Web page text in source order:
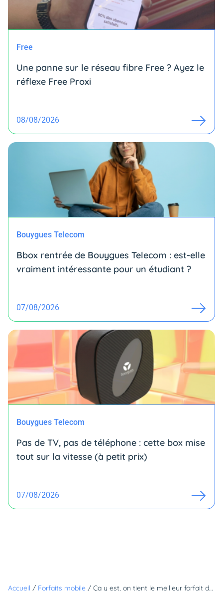
Free
Une panne sur le réseau fibre Free ? Ayez le
réflexe Free Proxi
08/08/2026
Bouygues Telecom
Bbox rentrée de Bouygues Telecom : est-elle
vraiment intéressante pour un étudiant ?
07/08/2026
Bouygues Telecom
Pas de TV, pas de téléphone : cette box mise
tout sur la vitesse (à petit prix)
07/08/2026
Accueil / Forfaits mobile / Ça y est, on tient le meilleur forfait du Black Friday : 400 Go à prix jamais vu chez cet opérateur